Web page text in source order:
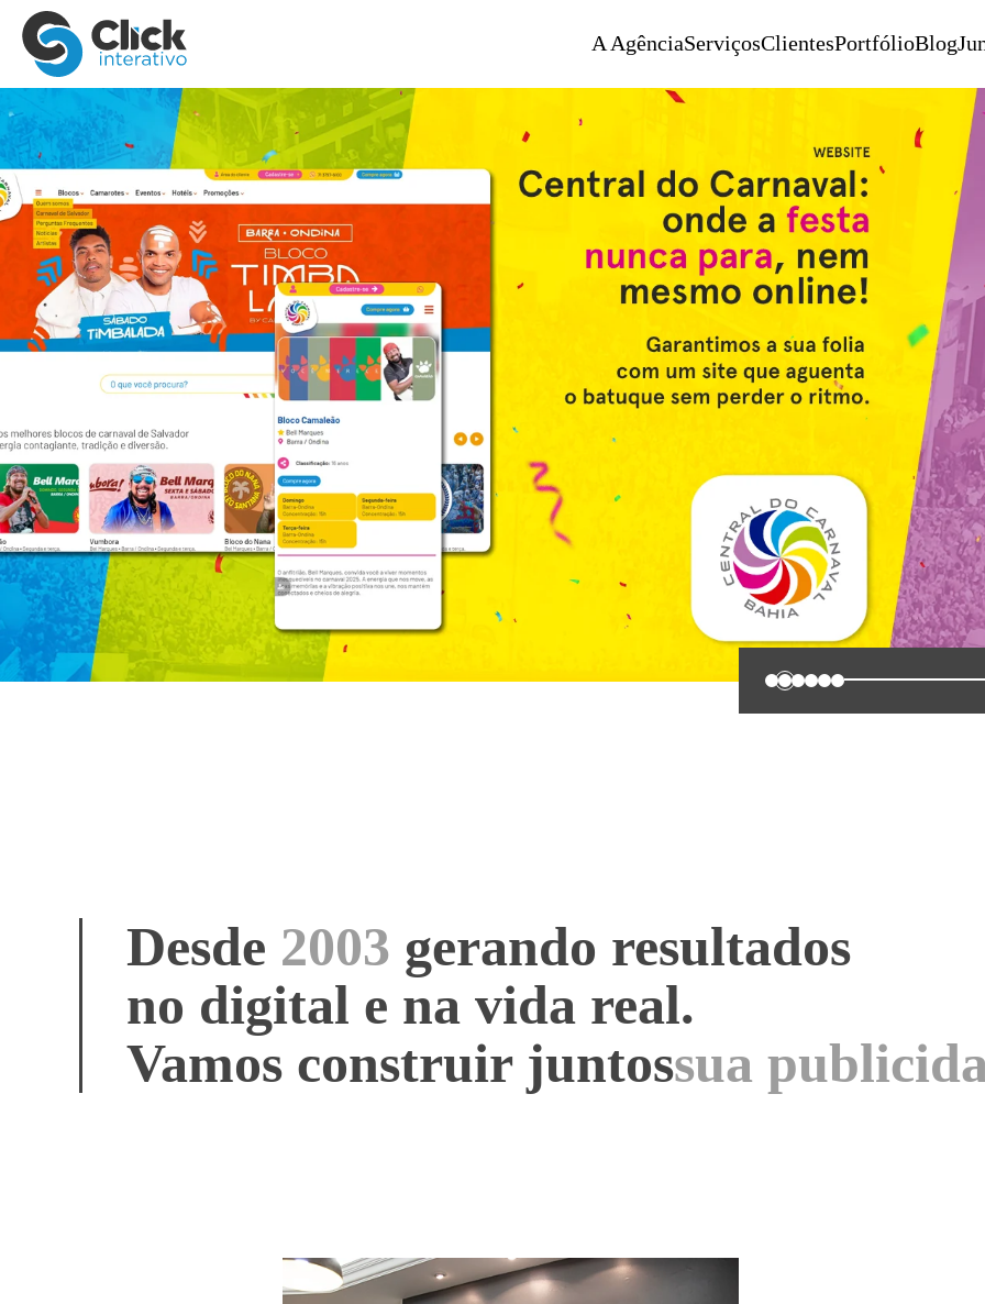
A AgênciaServiçosClientesPortfólioBlog
0 1 2 3 4 5
Desde 2003 gerando resultados
no digital e na vida real.
Vamos construir juntosseu sistema